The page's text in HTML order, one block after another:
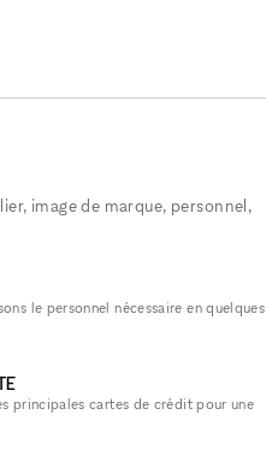
image de marque, personnel,
le personnel nécessaire en quelques
principales cartes de crédit pour une